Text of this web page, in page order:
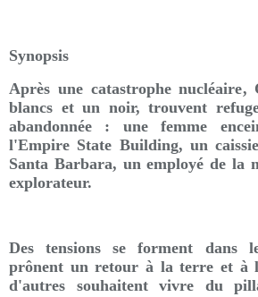
Synopsis
Après une catastrophe
blancs et un noir, trouvent
abandonnée : une femme
l'Empire State Building, un
Santa Barbara, un employé de la
explorateur.
Des tensions se forment dans
prônent un retour à la terre et à
d'autres souhaitent vivre du